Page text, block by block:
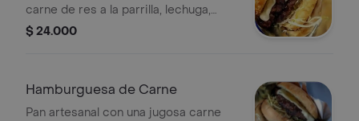
carne de res a la parrilla, lechuga,
tomate, cebolla, papa ripio y salsas al
$ 24.000
Hamburguesa de Carne
Pan artesanal con una jugosa carne